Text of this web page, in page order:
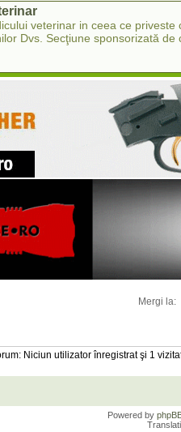
veterinar in ceea ce priveste
Dvs. Secţiune sponsorizată de
Mergi la:
Niciun utilizator înregistrat şi 1
Powered by